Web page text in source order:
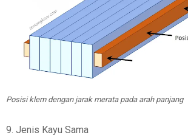
Posisi klem dengan jarak merata pada arah panjang
9. Jenis Kayu Sama